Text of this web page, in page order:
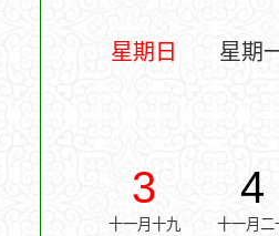
星期日 星期
3
十一月十九
4
十一月二